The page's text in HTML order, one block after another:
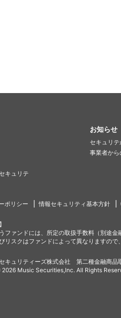
キュリテ
お知らせ
セキュリ
事業者か
ポリシー 情報セキュリティ基本方針
ファンドには、所定の取扱手数料（別途
リスクはファンドによって異なりますの
キュリティーズ株式会社 第二種金融商
Music Securities,Inc. All Rights